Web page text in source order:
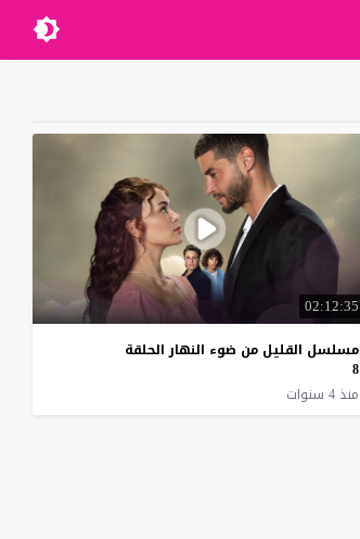
02:12:35
مسلسل القليل من ضوء النهار الحلقة
8
منذ 4 سنوات